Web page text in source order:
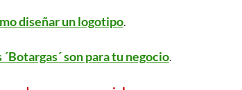
diseñar un logotipo.
´Botargas´ son para tu negocio.